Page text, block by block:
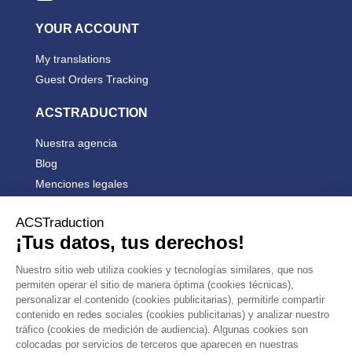
YOUR ACCOUNT
My translations
Guest Orders Tracking
ACSTRADUCTION
Nuestra agencia
Blog
Menciones legales
PRODUCTS
OUR COMPANY  